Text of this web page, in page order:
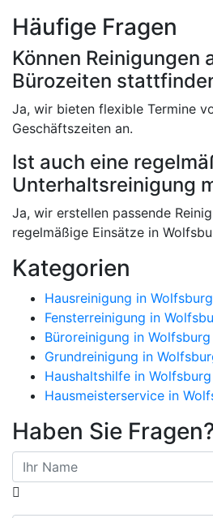
Häufige Fragen
Können Reinigungen
Bürozeiten
Ja, wir bieten flexible Termine
Geschäftszeiten an.
Ist auch eine
Unterhaltsreinigung
Ja, wir erstellen passende
regelmäßige Einsätze in
Kategorien
Hausreinigung in Wolfsburg
Fensterreinigung in
Büroreinigung in Wolfsburg
Grundreinigung in
Haushaltshilfe in Wolfsburg
Hausmeisterservice in
Haben Sie